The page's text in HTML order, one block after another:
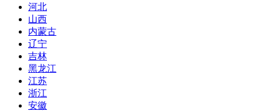
河北
山西
内蒙古
辽宁
吉林
黑龙江
江苏
浙江
安徽